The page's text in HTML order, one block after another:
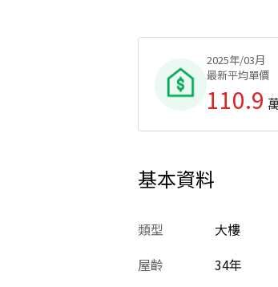
2025年/03月
最新平均單價
110.9
基本資料
類型
大樓
屋齡
34年